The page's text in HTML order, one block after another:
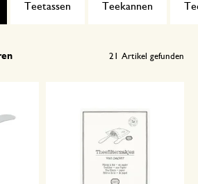
Teetassen Teekannen
21 Artikel gefunden